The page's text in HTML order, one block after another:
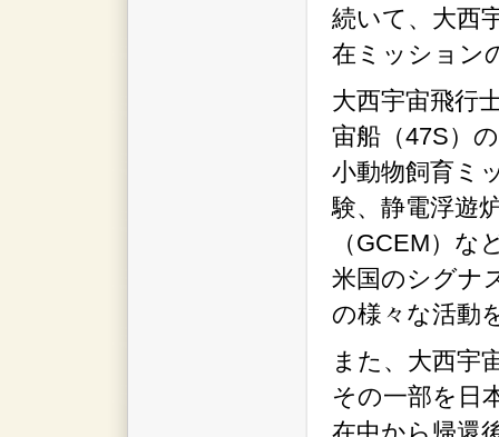
続いて、大西
在ミッション
大西宇宙飛行
宙船（47S）
小動物飼育ミ
験、静電浮遊
（GCEM）
米国のシグナ
の様々な活動
また、大西宇
その一部を日